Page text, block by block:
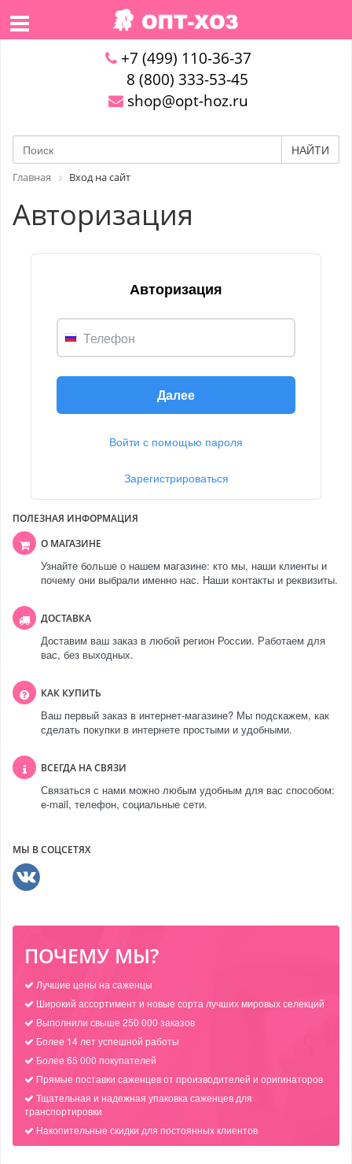
+7 (499) 110-36-37
8 (800) 333-53-45
shop@opt-hoz.ru
НАЙТИ
Главная Вход на сайт
Авторизация
Авторизация
Телефон
Далее
Войти с помощью пароля
Зарегистрироваться
ПОЛЕЗНАЯ ИНФОРМАЦИЯ
О МАГАЗИНЕ
Узнайте больше о нашем магазине: кто мы, наши клиенты и
почему они выбрали именно нас. Наши контакты и реквизиты.
ДОСТАВКА
Доставим ваш заказ в любой регион России. Работаем для
вас, без выходных.
КАК КУПИТЬ
Ваш первый заказ в интернет-магазине? Мы подскажем, как
сделать покупки в интернете простыми и удобными.
ВСЕГДА НА СВЯЗИ
Связаться с нами можно любым удобным для вас способом:
e-mail, телефон, социальные сети.
МЫ В СОЦСЕТЯХ
ПОЧЕМУ МЫ?
Лучшие цены на саженцы
Широкий ассортимент и новые сорта лучших мировых селекций
Выполнили свыше 250 000 заказов
Более 14 лет успешной работы
Более 65 000 покупателей
Прямые поставки саженцев от производителей и оригинаторов
Тщательная и надежная упаковка саженцев для
транспортировки
Накопительные скидки для постоянных клиентов